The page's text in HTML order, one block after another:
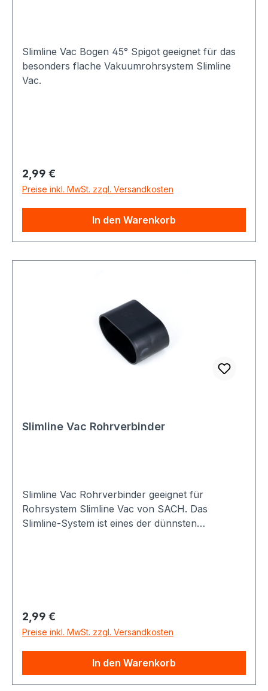
Slimline Vac Bogen 45° Spigot geeignet für das
besonders flache Vakuumrohrsystem Slimline
Vac.
Regulärer Preis:
2,99 €
Preise inkl. MwSt. zzgl. Versandkosten
In den Warenkorb
Slimline Vac Rohrverbinder
Slimline Vac Rohrverbinder geeignet für
Rohrsystem Slimline Vac von SACH. Das
Slimline-System ist eines der dünnsten
Regulärer Preis:
2,99 €
Preise inkl. MwSt. zzgl. Versandkosten
In den Warenkorb